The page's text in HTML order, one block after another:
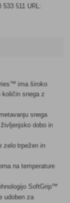
511 URL:
ima široko
količin snega z
snega
dobo in
zelo trpežen in
na temperature
SoftGrip™
udoben za